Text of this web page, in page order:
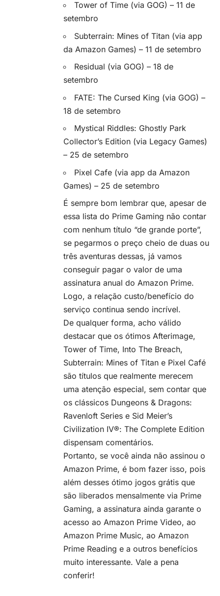
Tower of Time (via GOG) – 11 de
setembro
Subterrain: Mines of Titan (via app
da Amazon Games) – 11 de setembro
Residual (via GOG) – 18 de
setembro
FATE: The Cursed King (via GOG) –
18 de setembro
Mystical Riddles: Ghostly Park
Collector’s Edition (via Legacy Games)
– 25 de setembro
Pixel Cafe (via app da Amazon
Games) – 25 de setembro
É sempre bom lembrar que, apesar de
essa lista do Prime Gaming não contar
com nenhum título “de grande porte”,
se pegarmos o preço cheio de duas ou
três aventuras dessas, já vamos
conseguir pagar o valor de uma
assinatura anual do Amazon Prime.
Logo, a relação custo/benefício do
serviço continua sendo incrível.
De qualquer forma, acho válido
destacar que os ótimos Afterimage,
Tower of Time, Into The Breach,
Subterrain: Mines of Titan e Pixel Café
são títulos que realmente merecem
uma atenção especial, sem contar que
os clássicos Dungeons & Dragons:
Ravenloft Series e Sid Meier’s
Civilization IV®: The Complete Edition
dispensam comentários.
Portanto, se você ainda não assinou o
Amazon Prime, é bom fazer isso, pois
além desses ótimo jogos grátis que
são liberados mensalmente via Prime
Gaming, a assinatura ainda garante o
acesso ao Amazon Prime Video, ao
Amazon Prime Music, ao Amazon
Prime Reading e a outros benefícios
muito interessante. Vale a pena
conferir!